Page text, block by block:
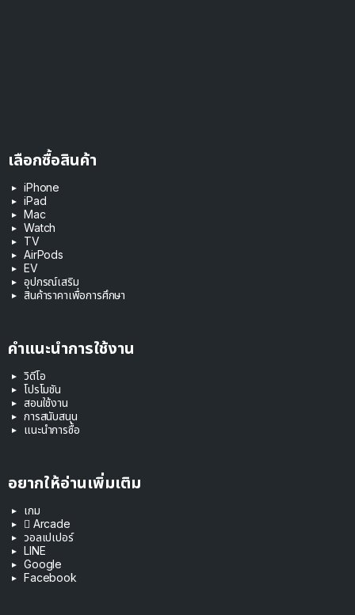
เลือกซื้อสินค้า
iPhone
iPad
Mac
Watch
TV
AirPods
EV
อุปกรณ์เสริม
สินค้าราคาเพื่อการศึกษา
คำแนะนำการใช้งาน
วิดีโอ
โปรโมชัน
สอนใช้งาน
การสนับสนุน
แนะนำการซื้อ
อยากให้อ่านเพิ่มเติม
เกม
 Arcade
วอลเปเปอร์
LINE
Google
Facebook